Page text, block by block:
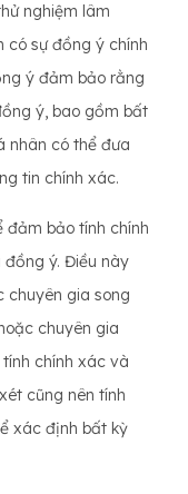
nghiệm lâm
có sự đồng ý chính
ý đảm bảo rằng
ý, bao gồm bất
nhân có thể đưa
tin chính xác.
đảm bảo tính chính
ý. Điều này
chuyên gia song
chuyên gia
chính xác và
cũng nên tính
xác định bất kỳ